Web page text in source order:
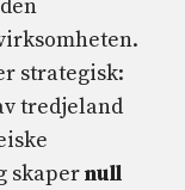
strategisk:
tredjeland
skapernull